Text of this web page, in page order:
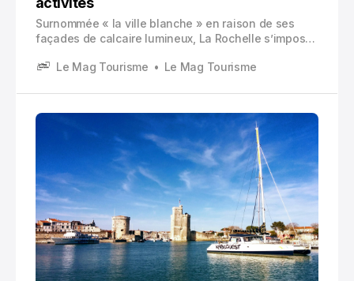
Surnommée « la ville blanche » en raison de ses
façades de calcaire lumineux, La Rochelle s’impose
prisées de la façade atlantique française.
Le Mag Tourisme Le Mag Tourisme